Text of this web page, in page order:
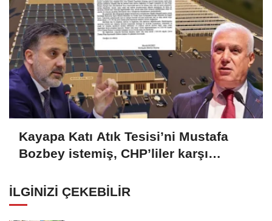
Kayapa Katı Atık Tesisi’ni Mustafa
Bozbey istemiş, CHP’liler karşı
İLGINIZI ÇEKEBILIR